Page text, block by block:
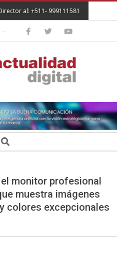
al: +511- 999111581
Search
monitor profesional
muestra imágenes
colores excepcionales